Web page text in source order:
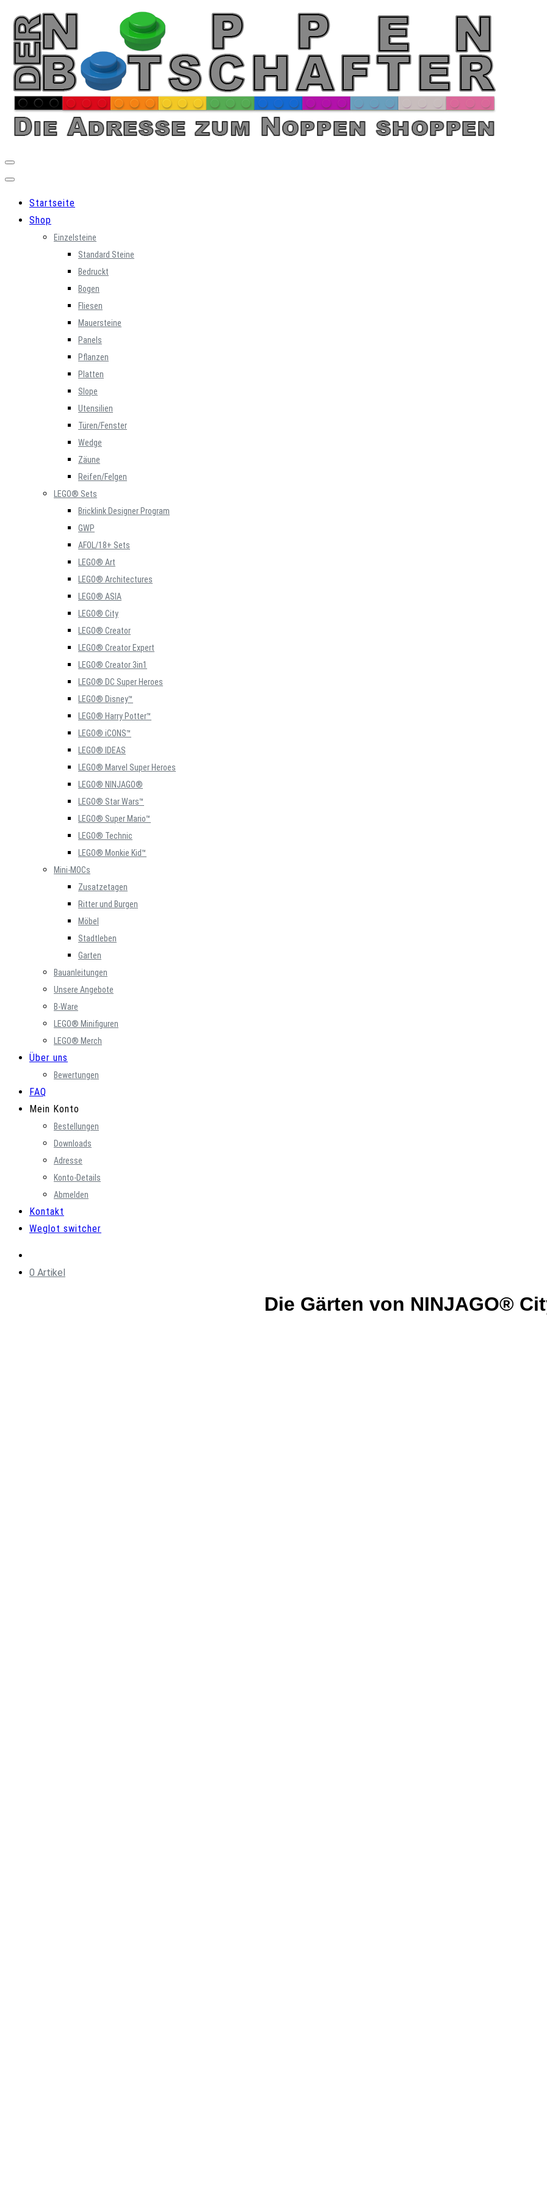
Skip
content
Startseite
Shop
Einzelsteine
Standard Steine
Bedruckt
Bogen
Fliesen
Mauersteine
Panels
Pflanzen
Platten
Slope
Utensilien
Türen/Fenster
Wedge
Zäune
Reifen/Felgen
LEGO® Sets
Bricklink Designer Program
GWP
AFOL/18+ Sets
LEGO® Art
LEGO® Architectures
LEGO® ASIA
LEGO® City
LEGO® Creator
LEGO® Creator Expert
LEGO® Creator 3in1
LEGO® DC Super Heroes
LEGO® Disney™
LEGO® Harry Potter™
LEGO® iCONS™
LEGO® IDEAS
LEGO® Marvel Super Heroes
LEGO® NINJAGO®
LEGO® Star Wars™
LEGO® Super Mario™
LEGO® Technic
LEGO® Monkie Kid™
Mini-MOCs
Zusatzetagen
Ritter und Burgen
Möbel
Stadtleben
Garten
Bauanleitungen
Unsere Angebote
B-Ware
LEGO® Minifiguren
LEGO® Merch
Über uns
Bewertungen
FAQ
Mein Konto
Bestellungen
Downloads
Adresse
Konto-Details
Abmelden
Kontakt
Weglot switcher
0 Artikel
Die Gärten von NINJAGO®